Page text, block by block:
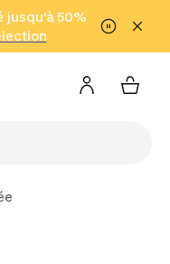
Aller au pied de
jusqu'à 50%